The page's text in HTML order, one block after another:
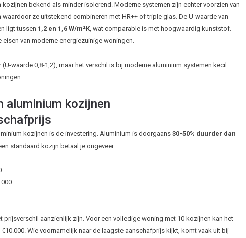
bekend als minder isolerend. Moderne systemen zijn echter voorzien van
ze uitstekend combineren met HR++ of triple glas. De U-waarde van
ligt tussen 1,2 en 1,6 W/m²K, wat comparable is met hoogwaardig kunststof.
van moderne energiezuinige woningen.
waarde 0,8-1,2), maar het verschil is bij moderne aluminium systemen kecil
aluminium kozijnen
kozijnen is de investering. Aluminium is doorgaans 30-50% duurder dan
standaard kozijn betaal je ongeveer:
prijsverschil aanzienlijk zijn. Voor een volledige woning met 10 kozijnen kan het
Wie voornamelijk naar de laagste aanschafprijs kijkt, komt vaak uit bij